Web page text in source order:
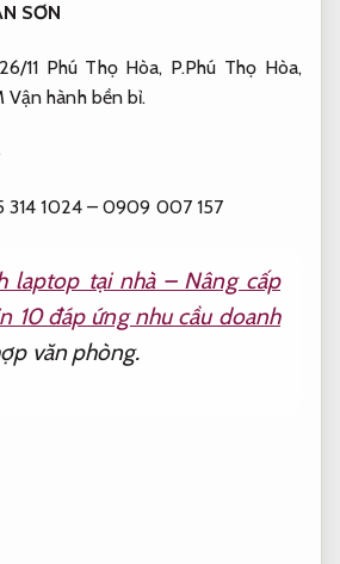
SƠN
11 Phú Thọ Hòa, P.Phú Thọ Hòa,
Vận hành bền bỉ.
314 1024 – 0909 007 157
laptop tại nhà – Nâng cấp
10 đáp ứng nhu cầu doanh
văn phòng.